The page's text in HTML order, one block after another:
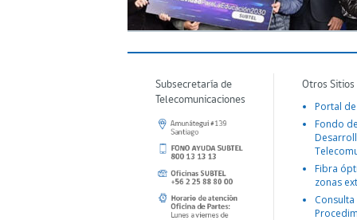
Subsecretaría de
Telecomunicaciones
Otros
Portal
Fondo
Fibra
zonas
Consulta